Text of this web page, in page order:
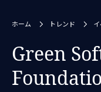
ホーム トレンド
Green